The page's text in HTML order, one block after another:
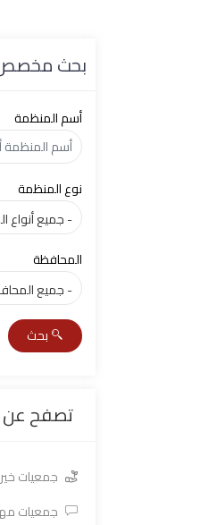
بحث
أسم المنظمة
نوع المنظمة
المحافظة
بحث
تصفح عن
جمعيات
جمعيات